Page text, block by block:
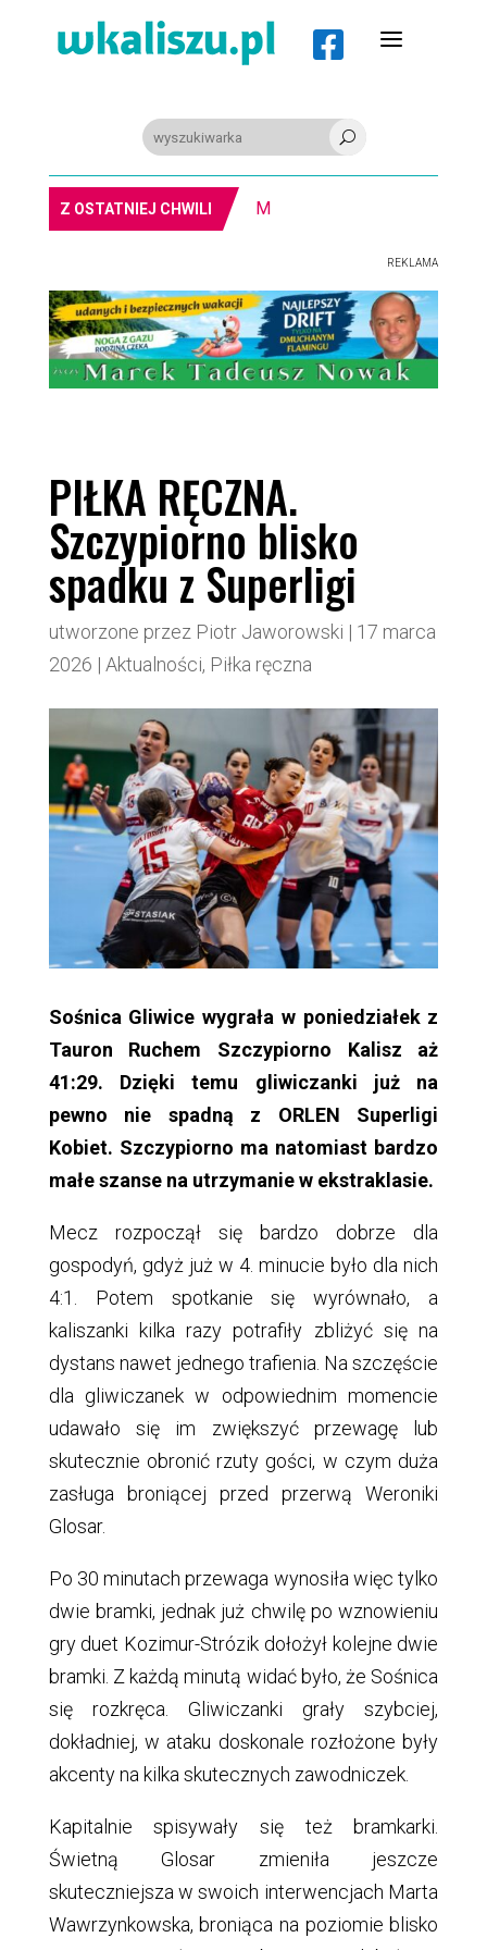
 a
U
Z OSTATNIEJ CHWILI
REKLAMA
PIŁKA RĘCZNA.
Szczypiorno blisko
spadku z Superligi
utworzone przez Piotr Jaworowski | 17 marca
2026 | Aktualności, Piłka ręczna
Sośnica Gliwice wygrała w poniedziałek z
Tauron Ruchem Szczypiorno Kalisz aż
41:29. Dzięki temu gliwiczanki już na
pewno nie spadną z ORLEN Superligi
Kobiet. Szczypiorno ma natomiast bardzo
małe szanse na utrzymanie w ekstraklasie.
Mecz rozpoczął się bardzo dobrze dla
gospodyń, gdyż już w 4. minucie było dla nich
4:1. Potem spotkanie się wyrównało, a
kaliszanki kilka razy potrafiły zbliżyć się na
dystans nawet jednego trafienia. Na szczęście
dla gliwiczanek w odpowiednim momencie
udawało się im zwiększyć przewagę lub
skutecznie obronić rzuty gości, w czym duża
zasługa broniącej przed przerwą Weroniki
Glosar.
Po 30 minutach przewaga wynosiła więc tylko
dwie bramki, jednak już chwilę po wznowieniu
gry duet Kozimur-Strózik dołożył kolejne dwie
bramki. Z każdą minutą widać było, że Sośnica
się rozkręca. Gliwiczanki grały szybciej,
dokładniej, w ataku doskonale rozłożone były
akcenty na kilka skutecznych zawodniczek.
Kapitalnie spisywały się też bramkarki.
Świetną Glosar zmieniła jeszcze
skuteczniejsza w swoich interwencjach Marta
Wawrzynkowska, broniąca na poziomie blisko